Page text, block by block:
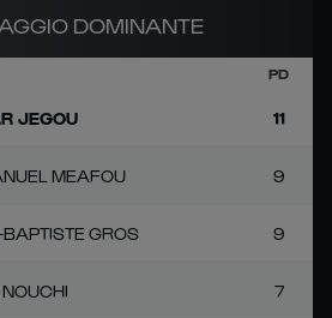
DOMINANTE
PD
JEGOU 11
MEAFOU 9
GROS 9
7